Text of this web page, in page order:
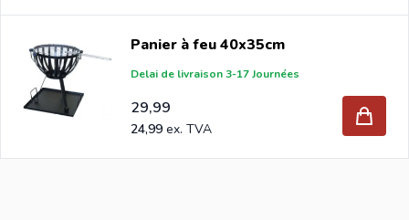
Panier à feu 40x35cm
Delai de livraison 3-17 Journées
29,99
24,99